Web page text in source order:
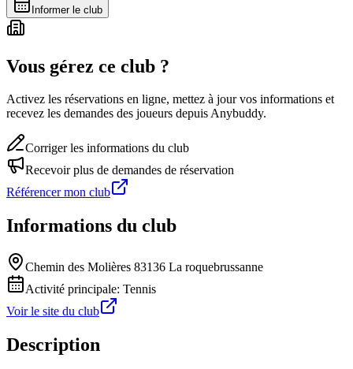
Informer le club
Vous gérez ce club ?
Activez les réservations en ligne, mettez à jour vos informations et
recevez les demandes des joueurs depuis Anybuddy.
Corriger les informations du club
Recevoir plus de demandes de réservation
Référencer mon club
Informations du club
Chemin des Molières 83136 La roquebrussanne
Activité principale: Tennis
Voir le site du club
Description